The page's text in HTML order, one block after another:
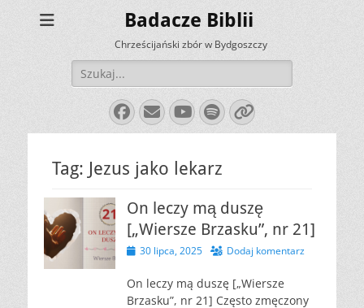
Badacze Biblii
Chrześcijański zbór w Bydgoszczy
Szukaj:
Facebook
E-
mail
YouTube
Spotify
Link
Tag: Jezus jako lekarz
On leczy mą duszę
[„Wiersze Brzasku”, nr 21]
Opublikowano
30 lipca, 2025 Dodaj komentarz
On leczy mą duszę [„Wiersze
Brzasku”, nr 21] Często zmęczony